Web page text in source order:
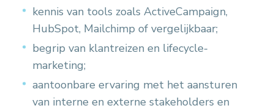
kennis van tools zoals ActiveCampaign,
HubSpot, Mailchimp of vergelijkbaar;
begrip van klantreizen en lifecycle-
marketing;
aantoonbare ervaring met het aansturen
van interne en externe stakeholders en